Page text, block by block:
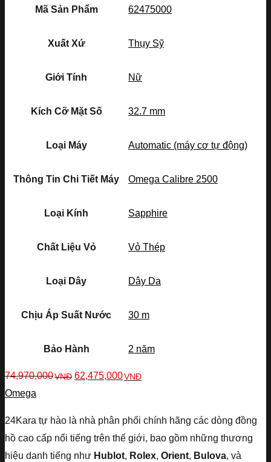
Mã Sản Phẩm 62475000
Xuất Xứ Thụy Sỹ
Giới Tính Nữ
Kích Cỡ Mặt Số 32.7 mm
Loại Máy Automatic (máy cơ tự động)
Thông Tin Chi Tiết Máy Omega Calibre 2500
Loại Kính Sapphire
Chất Liệu Vỏ Vỏ Thép
Loại Dây Dây Da
Chịu Áp Suất Nước 30 m
Bảo Hành 2 năm
74,970,000VNĐ 62,475,000VNĐ
Omega
24Kara tự hào là nhà phân phối chính hãng các dòng đồng
hồ cao cấp nổi tiếng trên thế giới, bao gồm những thương
hiệu danh tiếng như Hublot, Rolex, Orient, Bulova, và